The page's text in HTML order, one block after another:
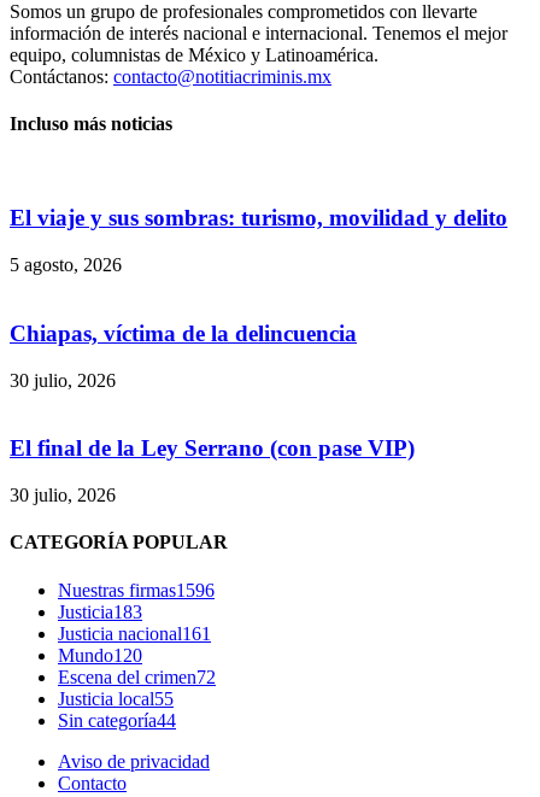
Bluesky
Somos un grupo de profesionales comprometidos con llevarte
información de interés nacional e internacional. Tenemos el mejor
equipo, columnistas de México y Latinoamérica.
Contáctanos: contacto@notitiacriminis.mx
Incluso más noticias
El viaje y sus sombras: turismo, movilidad y delito
5 agosto, 2026
Chiapas, víctima de la delincuencia
30 julio, 2026
El final de la Ley Serrano (con pase VIP)
30 julio, 2026
CATEGORÍA POPULAR
Nuestras firmas1596
Justicia183
Justicia nacional161
Mundo120
Escena del crimen72
Justicia local55
Sin categoría44
Aviso de privacidad
Contacto